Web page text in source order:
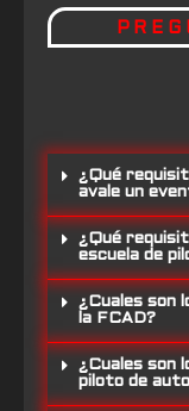
¿Qué
avale un
¿Qué
escuela de
¿Cuales son
la FCAD?
¿Cuales son
piloto de